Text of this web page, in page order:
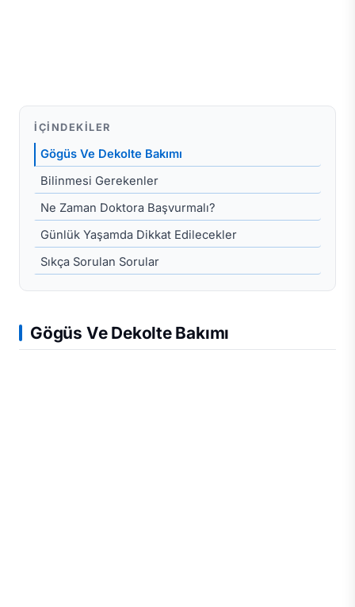
İÇINDEKILER
Gögüs Ve Dekolte Bakımı
Bilinmesi Gerekenler
Ne Zaman Doktora Başvurmalı?
Günlük Yaşamda Dikkat Edilecekler
Sıkça Sorulan Sorular
Gögüs Ve Dekolte Bakımı